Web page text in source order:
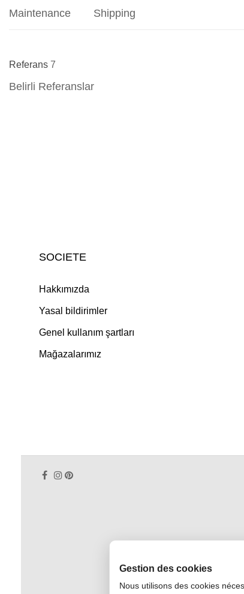
Maintenance Shipping
Referans 7
Belirli Referanslar
SOCIETE
Hakkımızda
Yasal bildirimler
Genel kullanım şartları
Mağazalarımız
Gestion des cookies
Nous utilisons des cookies